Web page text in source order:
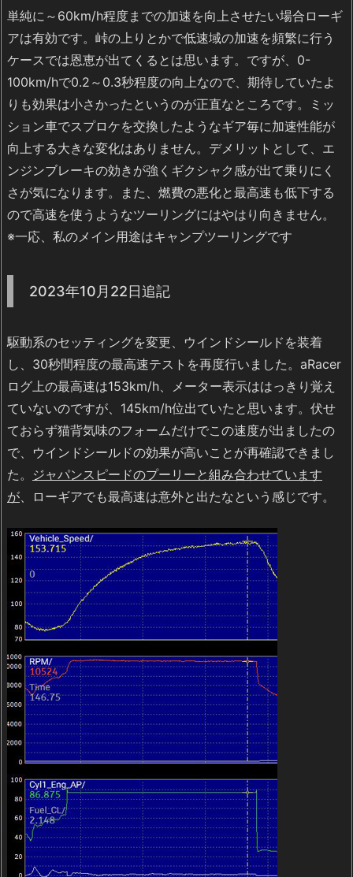
単純に～60km/h程度までの加速を向上させたい場合ローギ
アは有効です。峠の上りとかで低速域の加速を頻繁に行う
ケースでは恩恵が出てくるとは思います。ですが、0-
100km/hで0.2～0.3秒程度の向上なので、期待していたよ
りも効果は小さかったというのが正直なところです。ミッ
ション車でスプロケを交換したようなギア毎に加速性能が
向上する大きな変化はありません。デメリットとして、エ
ンジンブレーキの効きが強くギクシャク感が出て乗りにく
さが気になります。また、燃費の悪化と最高速も低下する
ので高速を使うようなツーリングにはやはり向きません。
※一応、私のメイン用途はキャンプツーリングです
2023年10月22日追記
駆動系のセッティングを変更、ウインドシールドを装着
し、30秒間程度の最高速テストを再度行いました。aRacer
ログ上の最高速は153km/h、メーター表示ははっきり覚え
ていないのですが、145km/h位出ていたと思います。伏せ
ておらず猫背気味のフォームだけでこの速度が出ましたの
で、ウインドシールドの効果が高いことが再確認できまし
た。 ジャパンスピードのプーリーと組み合わせています
が、ローギアでも最高速は意外と出たなという感じです。